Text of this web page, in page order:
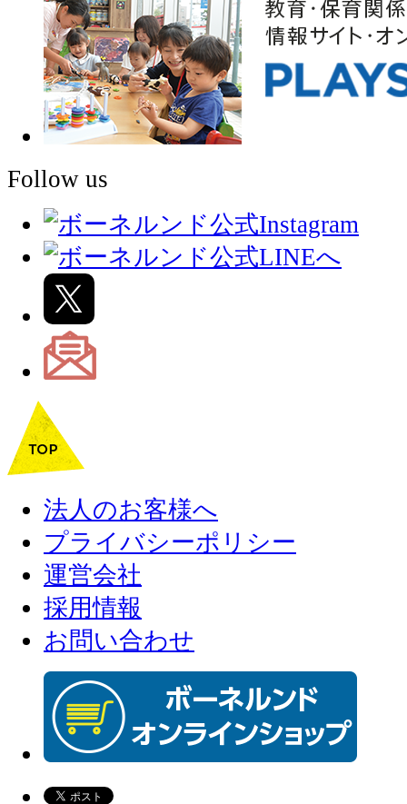
Follow us
法人のお客様へ
プライバシーポリシー
運営会社
採用情報
お問い合わせ